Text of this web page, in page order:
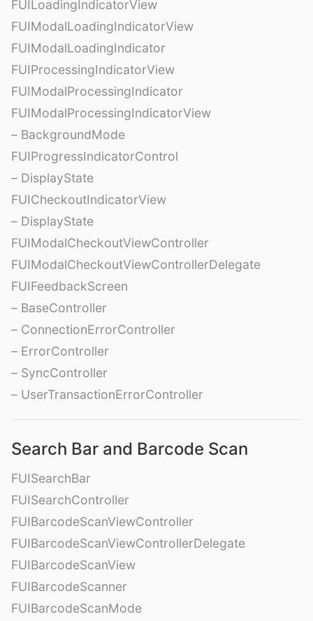
FUILoadingIndicatorView
FUIModalLoadingIndicatorView
FUIModalLoadingIndicator
FUIProcessingIndicatorView
FUIModalProcessingIndicator
FUIModalProcessingIndicatorView
– BackgroundMode
FUIProgressIndicatorControl
– DisplayState
FUICheckoutIndicatorView
– DisplayState
FUIModalCheckoutViewController
FUIModalCheckoutViewControllerDelegate
FUIFeedbackScreen
– BaseController
– ConnectionErrorController
– ErrorController
– SyncController
– UserTransactionErrorController
Search Bar and Barcode Scan
FUISearchBar
FUISearchController
FUIBarcodeScanViewController
FUIBarcodeScanViewControllerDelegate
FUIBarcodeScanView
FUIBarcodeScanner
FUIBarcodeScanMode